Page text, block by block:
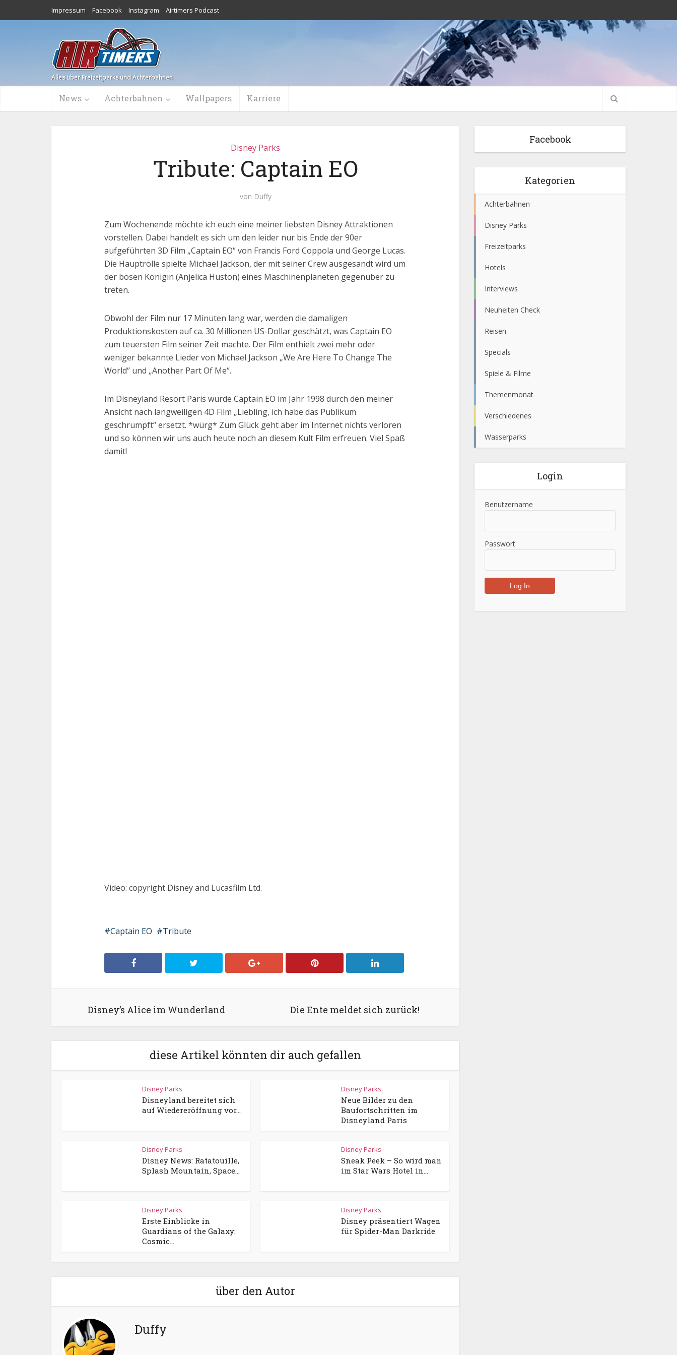
Impressum Facebook Instagram Airtimers Podcast
Alles über Freizeitparks und Achterbahnen
News Achterbahnen Wallpapers Karriere
Disney Parks
Tribute: Captain EO
von Duffy
Zum Wochenende möchte ich euch eine meiner liebsten Disney Attraktionen
vorstellen. Dabei handelt es sich um den leider nur bis Ende der 90er
aufgeführten 3D Film „Captain EO“ von Francis Ford Coppola und George Lucas.
Die Hauptrolle spielte Michael Jackson, der mit seiner Crew ausgesandt wird um
der bösen Königin (Anjelica Huston) eines Maschinenplaneten gegenüber zu
treten.
Obwohl der Film nur 17 Minuten lang war, werden die damaligen
Produktionskosten auf ca. 30 Millionen US-Dollar geschätzt, was Captain EO
zum teuersten Film seiner Zeit machte. Der Film enthielt zwei mehr oder
weniger bekannte Lieder von Michael Jackson „We Are Here To Change The
World“ und „Another Part Of Me“.
Im Disneyland Resort Paris wurde Captain EO im Jahr 1998 durch den meiner
Ansicht nach langweiligen 4D Film „Liebling, ich habe das Publikum
geschrumpft“ ersetzt. *würg* Zum Glück geht aber im Internet nichts verloren
und so können wir uns auch heute noch an diesem Kult Film erfreuen. Viel Spaß
damit!
Video: copyright Disney and Lucasfilm Ltd.
Captain EO Tribute
Disney’s Alice im Wunderland Die Ente meldet sich zurück!
diese Artikel könnten dir auch gefallen
Disney Parks
Disneyland bereitet sich
auf Wiedereröffnung vor...
Disney Parks
Neue Bilder zu den
Baufortschritten im
Disneyland Paris
Disney Parks
Disney News: Ratatouille,
Splash Mountain, Space...
Disney Parks
Sneak Peek – So wird man
im Star Wars Hotel in...
Disney Parks
Erste Einblicke in
Guardians of the Galaxy:
Cosmic...
Disney Parks
Disney präsentiert Wagen
für Spider-Man Darkride
über den Autor
Duffy
Facebook
Kategorien
Achterbahnen
Disney Parks
Freizeitparks
Hotels
Interviews
Neuheiten Check
Reisen
Specials
Spiele & Filme
Themenmonat
Verschiedenes
Wasserparks
Login
Benutzername
Passwort